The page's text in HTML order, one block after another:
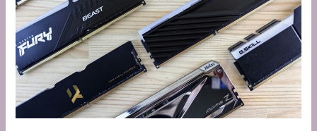
e
uma
AMD
RX
9060
XT
16GB